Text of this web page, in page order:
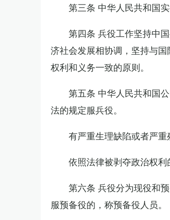
第三条 中华人民共和国
第四条 兵役工作坚持中
济社会发展相协调，坚持与
权利和义务一致的原则。
第五条 中华人民共和国
法的规定服兵役。
有严重生理缺陷或者严重
依照法律被剥夺政治权利
第六条 兵役分为现役和
服预备役的，称预备役人员。